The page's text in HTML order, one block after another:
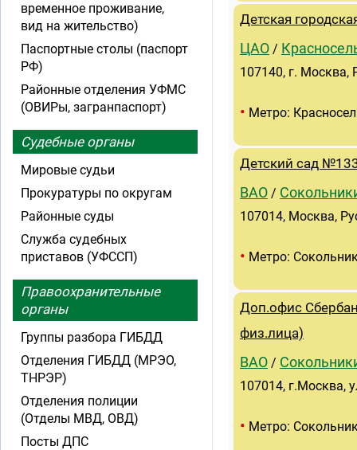
Детская
ЦАО /
107140, г. Москва,
• Метро:
Детский сад
ВАО /
107014, Москва,
• Метро:
Доп.офис
физ.лица)
ВАО /
107014, г.Москва,
• Метро:
временное проживание,
вид на жительство)
Паспортные столы (паспорт
РФ)
Районные отделения УФМС
(ОВИРы, загранпаспорт)
Судебные органы
Мировые судьи
Прокуратуры по округам
Районные суды
Служба судебных
приставов (УФССП)
Правоохранительные
органы
Группы разбора ГИБДД
Отделения ГИБДД (МРЭО,
ТНРЭР)
Отделения полиции
(Отделы МВД, ОВД)
Посты ДПС